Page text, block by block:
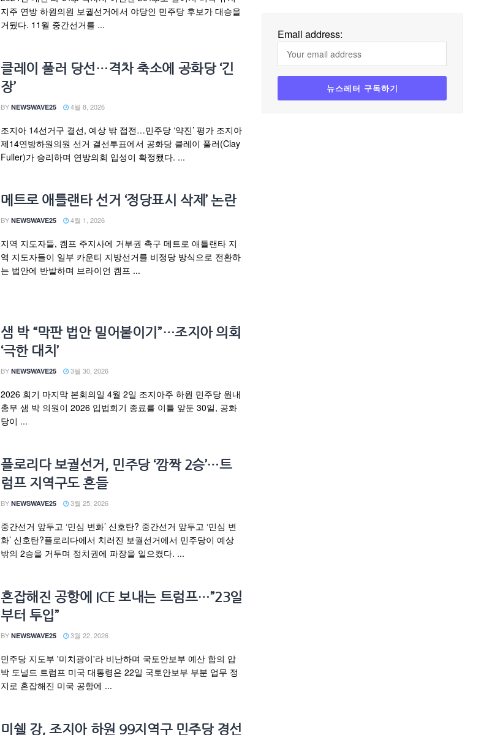
지주 연방 하원의원 보궐선거에서 야당인 민주당 후보가 대승을
거뒀다. 11월 중간선거를 ...
클레이 풀러 당선…격차 축소에 공화당 ‘긴
장’
BY NEWSWAVE25 4월 8, 2026
조지아 14선거구 결선, 예상 밖 접전…민주당 ‘약진’ 평가 조지아
제14연방하원의원 선거 결선투표에서 공화당 클레이 풀러(Clay
Fuller)가 승리하며 연방의회 입성이 확정됐다. ...
메트로 애틀랜타 선거 ‘정당표시 삭제’ 논란
BY NEWSWAVE25 4월 1, 2026
지역 지도자들, 켐프 주지사에 거부권 촉구 메트로 애틀랜타 지
역 지도자들이 일부 카운티 지방선거를 비정당 방식으로 전환하
는 법안에 반발하며 브라이언 켐프 ...
샘 박 “막판 법안 밀어붙이기”…조지아 의회
‘극한 대치’
BY NEWSWAVE25 3월 30, 2026
2026 회기 마지막 본회의일 4월 2일 조지아주 하원 민주당 원내
총무 샘 박 의원이 2026 입법회기 종료를 이틀 앞둔 30일, 공화
당이 ...
플로리다 보궐선거, 민주당 ‘깜짝 2승’…트
럼프 지역구도 흔들
BY NEWSWAVE25 3월 25, 2026
중간선거 앞두고 ‘민심 변화’ 신호탄? 중간선거 앞두고 ‘민심 변
화’ 신호탄?플로리다에서 치러진 보궐선거에서 민주당이 예상
밖의 2승을 거두며 정치권에 파장을 일으켰다. ...
혼잡해진 공항에 ICE 보내는 트럼프…”23일
부터 투입”
BY NEWSWAVE25 3월 22, 2026
민주당 지도부 '미치광이'라 비난하며 국토안보부 예산 합의 압
박 도널드 트럼프 미국 대통령은 22일 국토안보부 부분 업무 정
지로 혼잡해진 미국 공항에 ...
미쉘 강, 조지아 하원 99지역구 민주당 경선
Email address: